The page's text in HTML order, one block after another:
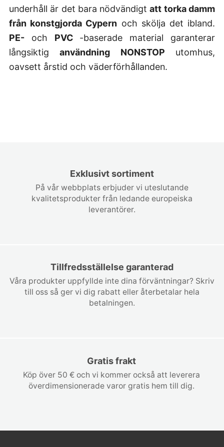
Exklusivt sortiment
På vår webbplats erbjuder vi uteslutande
kvalitetsprodukter från ledande europeiska
leverantörer.
Tillfredsställelse garanterad
Våra produkter uppfyllde inte dina förväntningar? Skriv
till oss så ger vi dig rabatt eller återbetalar hela
betalningen.
Gratis frakt
Köp över 50 € och vi kommer också att leverera
överdimensionerade varor gratis hem till dig.
underhåll är det bara nödvändigtatt torka damm
från konstgjorda Cypern och skölja det ibland.
PE-och PVC-baserade material garanterar
långsiktiganvändning NONSTOP utomhus,
oavsett årstid och väderförhållanden.